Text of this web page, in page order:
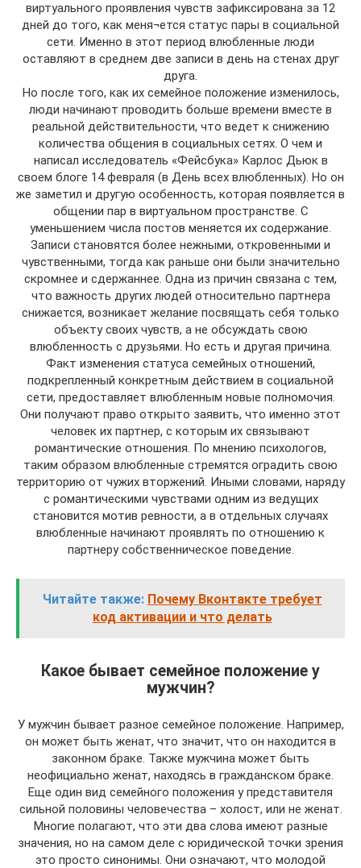
виртуального проявления чувств зафиксирована за 12
дней до того, как меня¬ется статус пары в социальной
сети. Именно в этот период влюбленные люди
оставляют в среднем две записи в день на стенах друг
друга.
Но после того, как их семейное положение изменилось,
люди начинают проводить больше времени вместе в
реальной действительности, что ведет к снижению
количества общения в социальных сетях. О чем и
написал исследователь «Фейсбука» Карлос Дьюк в
своем блоге 14 февраля (в День всех влюбленных). Но он
же заметил и другую особенность, которая появляется в
общении пар в виртуальном пространстве. С
уменьшением числа постов меняется их содержание.
Записи становятся более нежными, откровенными и
чувственными, тогда как раньше они были значительно
скромнее и сдержаннее. Одна из причин связана с тем,
что важность других людей относительно партнера
снижается, возникает желание посвящать себя только
объекту своих чувств, а не обсуждать свою
влюбленность с друзьями. Но есть и другая причина.
Факт изменения статуса семейных отношений,
подкрепленный конкретным действием в социальной
сети, предоставляет влюбленным новые полномочия.
Они получают право открыто заявить, что именно этот
человек их партнер, с которым их связывают
романтические отношения. По мнению психологов,
таким образом влюбленные стремятся оградить свою
территорию от чужих вторжений. Иными словами, наряду
с романтическими чувствами одним из ведущих
становится мотив ревности, а в отдельных случаях
влюбленные начинают проявлять по отношению к
партнеру собственническое поведение.
Читайте также: Почему Вконтакте требует
код активации и что делать
Какое бывает семейное положение у
мужчин?
У мужчин бывает разное семейное положение. Например,
он может быть женат, что значит, что он находится в
законном браке. Также мужчина может быть
неофициально женат, находясь в гражданском браке.
Еще один вид семейного положения у представителя
сильной половины человечества – холост, или не женат.
Многие полагают, что эти два слова имеют разные
значения, но на самом деле с юридической точки зрения
это просто синонимы. Они означают, что молодой